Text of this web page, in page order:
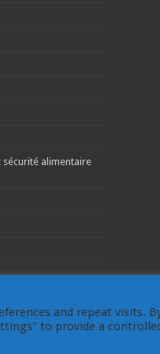
alimentaire
and repeat visits.
to provide a